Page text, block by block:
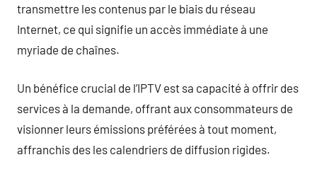
transmettre les contenus par le biais du réseau
Internet, ce qui signifie un accès immédiate à une
myriade de chaînes.
Un bénéfice crucial de l’IPTV est sa capacité à offrir des
services à la demande, offrant aux consommateurs de
visionner leurs émissions préférées à tout moment,
affranchis des les calendriers de diffusion rigides.